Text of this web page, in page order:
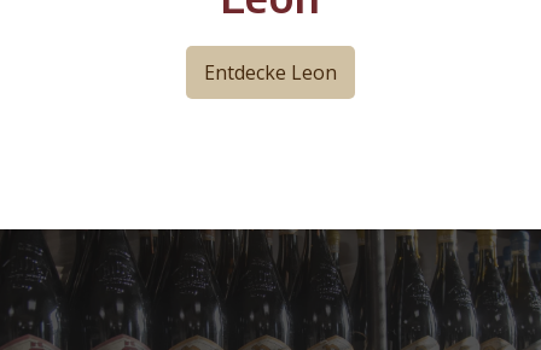
Entdecke Leon